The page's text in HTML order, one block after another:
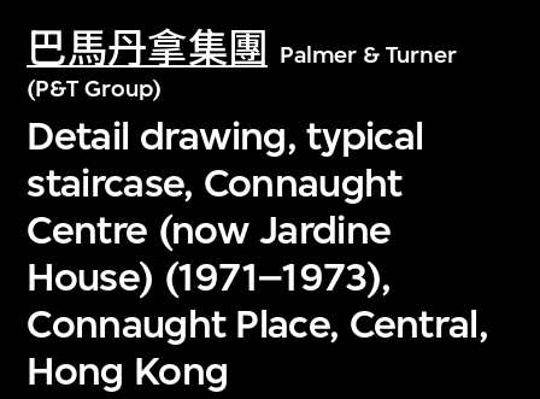
巴馬丹拿集團
Palmer & Turner
(P&T Group)
Detail drawing, typical
staircase, Connaught
Centre (now Jardine
House) (1971–1973),
Connaught Place, Central,
Hong Kong
文化藏品。